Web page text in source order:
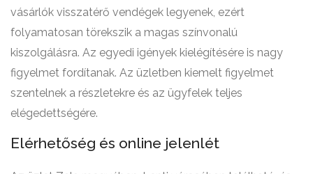
vásárlók visszatérő vendégek legyenek, ezért
folyamatosan törekszik a magas színvonalú
kiszolgálásra. Az egyedi igények kielégítésére is nagy
figyelmet fordítanak. Az üzletben kiemelt figyelmet
szentelnek a részletekre és az ügyfelek teljes
elégedettségére.
Elérhetőség és online jelenlét